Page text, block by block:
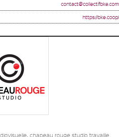
contact@collectifbke.com
https://bke.coop/
chapeau rouge studio travaille